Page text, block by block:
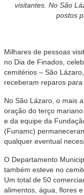
visitantes. No São
postos
Milhares de pessoas
no Dia de Finados,
cemitérios – São
receberam reparos
No São Lázaro, o mais
oração do terço
e da equipe da
(Funamc)
qualquer eventual
O Departamento
também esteve no
Um total de 50
alimentos, água, flores